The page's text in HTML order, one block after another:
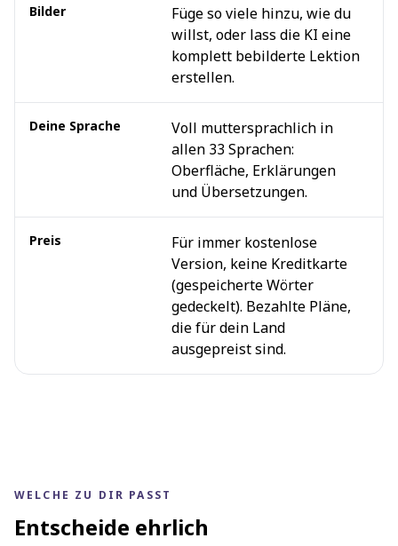
Bilder
Füge so viele hinzu, wie du
willst, oder lass die KI eine
komplett bebilderte Lektion
erstellen.
Deine Sprache
Voll muttersprachlich in
allen 33 Sprachen:
Oberfläche, Erklärungen
und Übersetzungen.
Preis
Für immer kostenlose
Version, keine Kreditkarte
(gespeicherte Wörter
gedeckelt). Bezahlte Pläne,
die für dein Land
ausgepreist sind.
WELCHE ZU DIR PASST
Entscheide ehrlich